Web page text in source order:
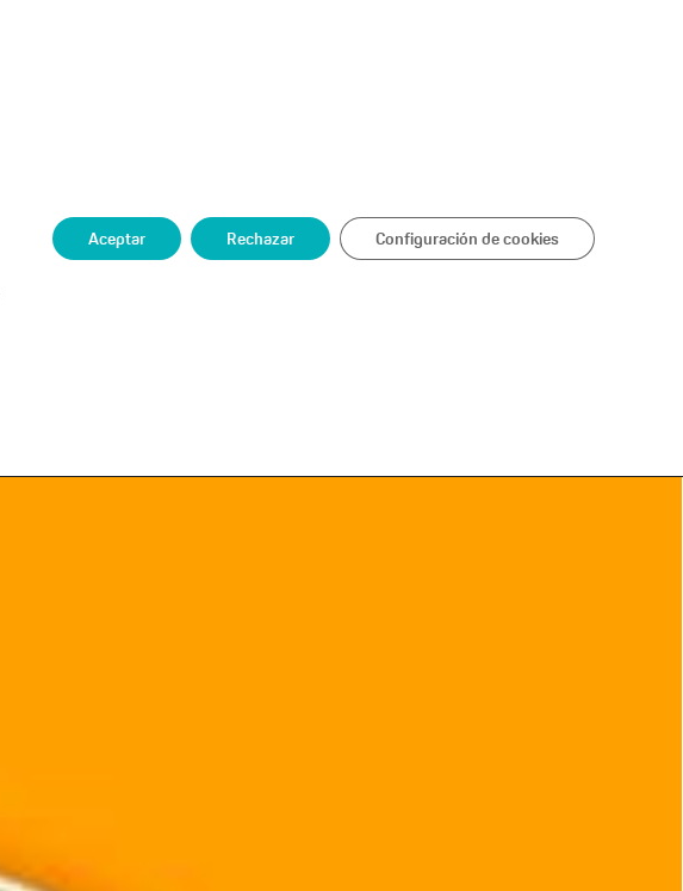
Aceptar Rechazar Configuración de cookies